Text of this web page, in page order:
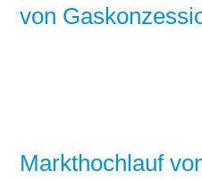
von
Markthochlauf